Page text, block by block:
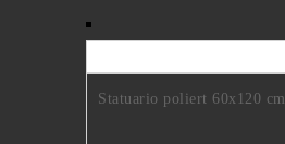
Statuario poliert 60x120 cm